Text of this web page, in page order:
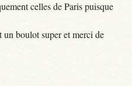
celles de Paris puisque
un boulot super et merci de